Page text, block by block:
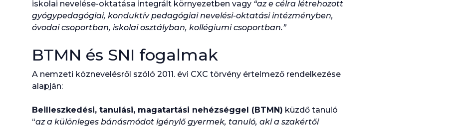
iskolai nevelése-oktatása integrált környezetben vagy “az e célra létrehozott
gyógypedagógiai, konduktív pedagógiai nevelési-oktatási intézményben,
óvodai csoportban, iskolai osztályban, kollégiumi csoportban.”
BTMN és SNI fogalmak
A nemzeti köznevelésről szóló 2011. évi CXC törvény értelmező rendelkezése
alapján:
Beilleszkedési, tanulási, magatartási nehézséggel (BTMN) küzdő tanuló
“az a különleges bánásmódot igénylő gyermek, tanuló, aki a szakértői